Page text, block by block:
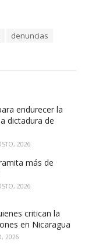
denuncias
endurecer la
dictadura de
2026
más de
2026
critican la
en Nicaragua
2026